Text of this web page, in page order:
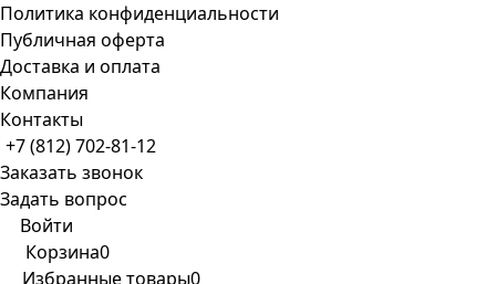
Политика конфиденциальности
Публичная оферта
Доставка и оплата
Компания
Контакты
+7 (812) 702-81-12
Заказать звонок
Задать вопрос
Войти
Корзина0
Избранные товары0